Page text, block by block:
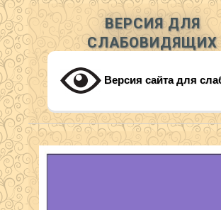
ВЕРСИЯ ДЛЯ
СЛАБОВИДЯЩИХ
Версия сайта для